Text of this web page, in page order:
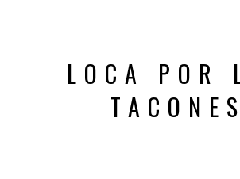
LOCA POR
TACONES